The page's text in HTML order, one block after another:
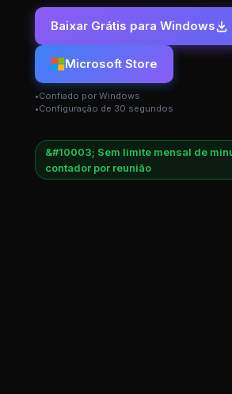
Baixar Grátis para Windows
Microsoft Store
Confiado por Windows
Configuração de 30 segundos
&#10003; Sem limite mensal de
contador por reunião